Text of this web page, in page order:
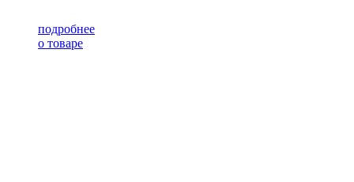
подробнее
о товаре